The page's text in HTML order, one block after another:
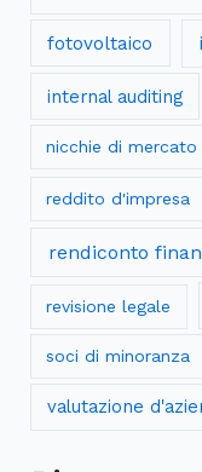
fotovoltaico
internal auditing
nicchie di mercato
reddito d'impresa
rendiconto
revisione legale
soci di minoranza
valutazione